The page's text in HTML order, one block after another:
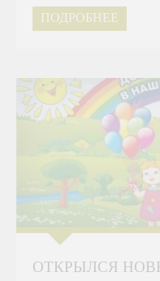
ПОДРОБНЕЕ
ОТКРЫЛСЯ